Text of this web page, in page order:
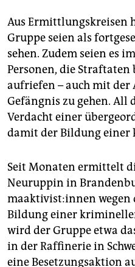
Aus Ermittlungskreisen
Gruppe seien als
sehen. Zudem seien es
Personen, die Straftaten
aufriefen – auch mit
Gefängnis zu gehen. All
Verdacht einer
damit der Bildung
Seit Monaten ermittelt
Neuruppin in
ma­ak­ti­vis­t:in­nen wegen
Bildung einer
wird der Gruppe etwa
in der Raffinerie in
eine Besetzungsaktion